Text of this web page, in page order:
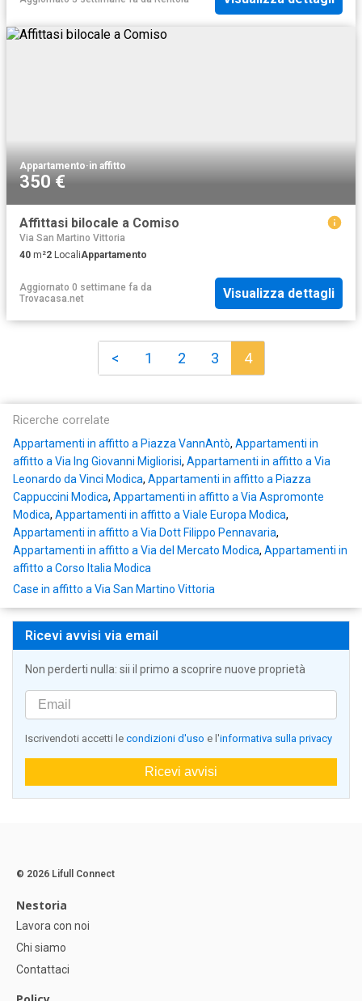
Appartamento·in affitto
350 €
Affittasi bilocale a Comiso
Via San Martino Vittoria
40 m²2 LocaliAppartamento
Aggiornato 0 settimane fa da
Trovacasa.net
Visualizza dettagli
< 1 2 3 4
Ricerche correlate
Appartamenti in affitto a Piazza VannAntò, Appartamenti in
affitto a Via Ing Giovanni Migliorisi, Appartamenti in affitto a Via
Leonardo da Vinci Modica, Appartamenti in affitto a Piazza
Cappuccini Modica, Appartamenti in affitto a Via Aspromonte
Modica, Appartamenti in affitto a Viale Europa Modica,
Appartamenti in affitto a Via Dott Filippo Pennavaria,
Appartamenti in affitto a Via del Mercato Modica, Appartamenti in
affitto a Corso Italia Modica
Case in affitto a Via San Martino Vittoria
Ricevi avvisi via email
Non perderti nulla: sii il primo a scoprire nuove proprietà
Iscrivendoti accetti le condizioni d'uso e l'informativa sulla privacy
Ricevi avvisi
© 2026 Lifull Connect
Nestoria
Lavora con noi
Chi siamo
Contattaci